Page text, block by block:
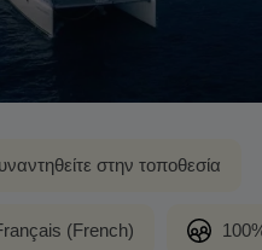
στην τοποθεσία
(French)